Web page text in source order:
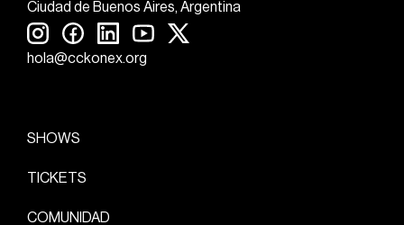
Ciudad de Buenos Aires, Argentina
hola@cckonex.org
SHOWS
TICKETS
COMUNIDAD